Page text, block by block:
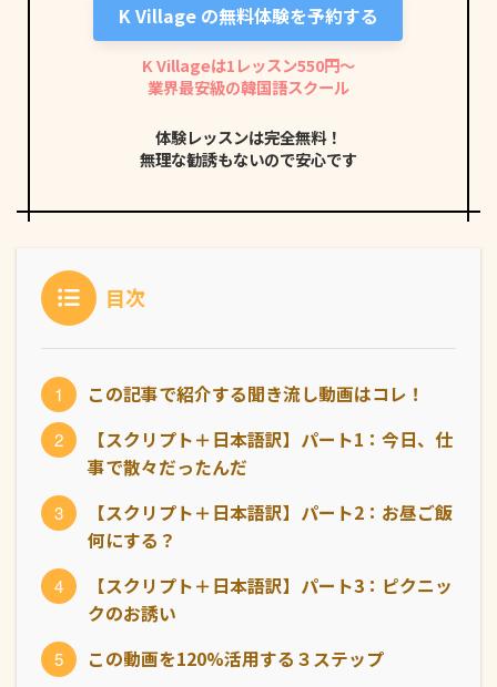
K Village の無料体験を予約する
K Villageは1レッスン550円〜
業界最安級の韓国語スクール
体験レッスンは完全無料！
無理な勧誘もないので安心です
目次
この記事で紹介する聞き流し動画はコレ！
【スクリプト＋日本語訳】パート1：今日、仕
事で散々だったんだ
【スクリプト＋日本語訳】パート2：お昼ご飯
何にする？
【スクリプト＋日本語訳】パート3：ピクニッ
クのお誘い
この動画を120%活用する３ステップ